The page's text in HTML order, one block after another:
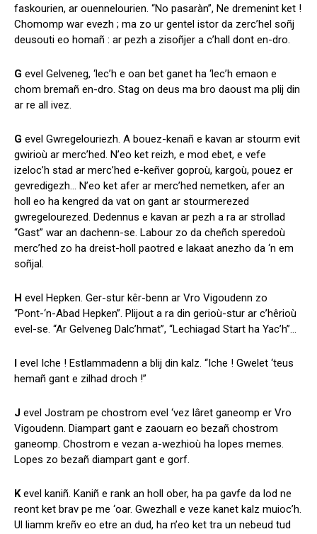
faskourien, ar ouennelourien. “No pasaràn”, Ne dremenint ket !
Chomomp war evezh ; ma zo ur gentel istor da zerc’hel soñj
deusouti eo homañ : ar pezh a zisoñjer a c’hall dont en-dro.
G evel Gelveneg, ‘lec’h e oan bet ganet ha ‘lec’h emaon e
chom bremañ en-dro. Stag on deus ma bro daoust ma plij din
ar re all ivez.
G evel Gwregelouriezh. A bouez-kenañ e kavan ar stourm evit
gwirioù ar merc’hed. N’eo ket reizh, e mod ebet, e vefe
izeloc’h stad ar merc’hed e-keñver goproù, kargoù, pouez er
gevredigezh… N’eo ket afer ar merc’hed nemetken, afer an
holl eo ha kengred da vat on gant ar stourmerezed
gwregelourezed. Dedennus e kavan ar pezh a ra ar strollad
“Gast” war an dachenn-se. Labour zo da cheñch speredoù
merc’hed zo ha dreist-holl paotred e lakaat anezho da ‘n em
soñjal.
H evel Hepken. Ger-stur kêr-benn ar Vro Vigoudenn zo
“Pont-‘n-Abad Hepken”. Plijout a ra din gerioù-stur ar c’hêrioù
evel-se. “Ar Gelveneg Dalc’hmat”, “Lechiagad Start ha Yac’h”…
I evel Iche ! Estlammadenn a blij din kalz. “Iche ! Gwelet ‘teus
hemañ gant e zilhad droch !”
J evel Jostram pe chostrom evel ‘vez lâret ganeomp er Vro
Vigoudenn. Diampart gant e zaouarn eo bezañ chostrom
ganeomp. Chostrom e vezan a-wezhioù ha lopes memes.
Lopes zo bezañ diampart gant e gorf.
Kevel kaniñ. Kaniñ e rank an holl ober, ha pa gavfe da lod ne
reont ket brav pe me ‘oar. Gwezhall e veze kanet kalz muioc’h.
Ul liamm kreñv eo etre an dud, ha n’eo ket tra un nebeud tud